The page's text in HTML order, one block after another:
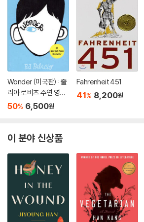
Wonder (미국판) : 줄
리아 로버츠 주연 영화
'원더' 원작 소설
50% 6,500원
Fahrenheit 451
41% 8,200원
이 분야 신상품